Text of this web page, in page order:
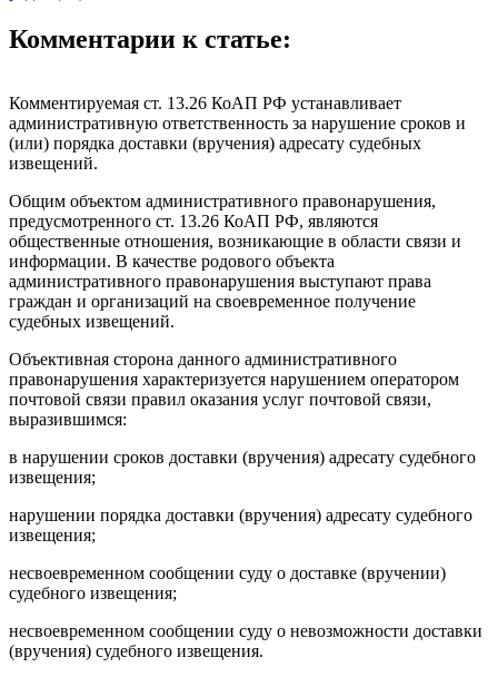
Комментарии к статье:
Комментируемая ст. 13.26 КоАП РФ устанавливает
административную ответственность за нарушение сроков и
(или) порядка доставки (вручения) адресату судебных
извещений.
Общим объектом административного правонарушения,
предусмотренного ст. 13.26 КоАП РФ, являются
общественные отношения, возникающие в области связи и
информации. В качестве родового объекта
административного правонарушения выступают права
граждан и организаций на своевременное получение
судебных извещений.
Объективная сторона данного административного
правонарушения характеризуется нарушением оператором
почтовой связи правил оказания услуг почтовой связи,
выразившимся:
в нарушении сроков доставки (вручения) адресату судебного
извещения;
нарушении порядка доставки (вручения) адресату судебного
извещения;
несвоевременном сообщении суду о доставке (вручении)
судебного извещения;
несвоевременном сообщении суду о невозможности доставки
(вручения) судебного извещения.